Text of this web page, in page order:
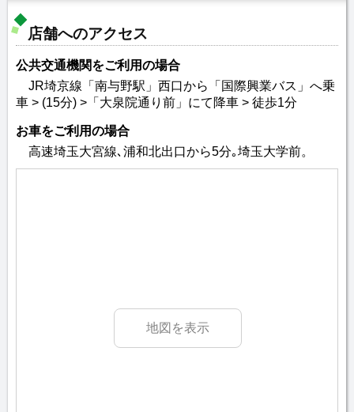
店舗へのアクセス
公共交通機関をご利用の場合
JR埼京線「南与野駅」西口から「国際興業バス」へ乗
車 > (15分) >「大泉院通り前」にて降車 > 徒歩1分
お車をご利用の場合
高速埼玉大宮線､浦和北出口から5分｡埼玉大学前。
地図を表示